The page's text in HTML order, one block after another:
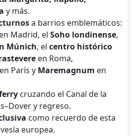
y más.
a barrios emblemáticos:
en Madrid, elSoho londinense,
Múnich, elcentro histórico
en Roma,
en París y Maremagnum en
cruzando el Canal de la
y regreso.
como recuerdo de esta
europea.